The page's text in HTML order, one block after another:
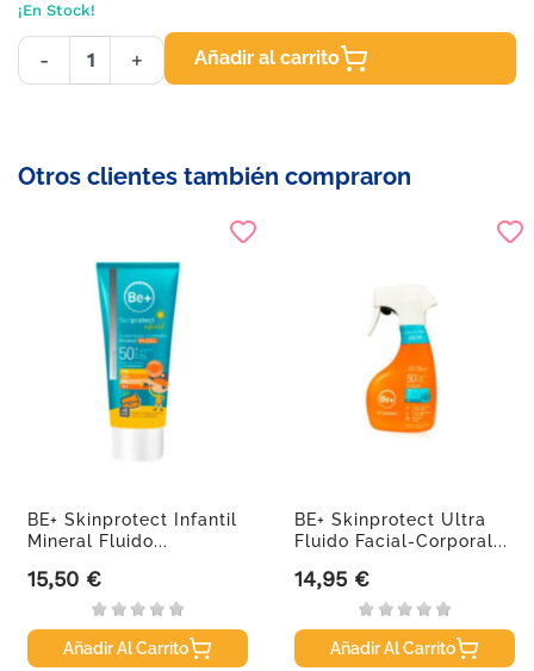
¡En Stock!
- + Añadir al carrito
Otros clientes también compraron
BE+ Skinprotect Infantil
Mineral Fluido...
Precio
15,50 €
Añadir Al Carrito
BE+ Skinprotect Ultra
Fluido Facial-Corporal...
Precio
14,95 €
Añadir Al Carrito